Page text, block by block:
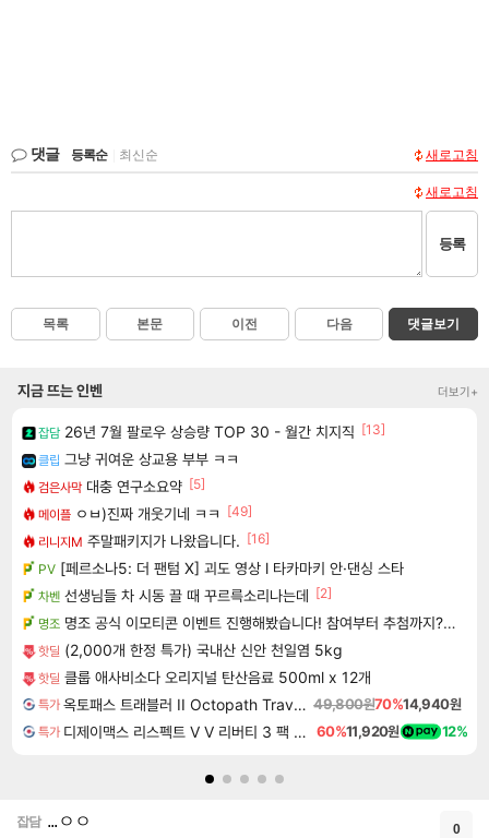
댓글 등록순 최신순 새로고침
새로고침
등록
목록 본문 이전 다음 댓글보기
지금 뜨는 인벤 더보기+
잡담 26년 7월 팔로우 상승량 TOP 30 - 월간 치지직 [13]
클립 그냥 귀여운 상교용 부부 ㅋㅋ
검은사막 대충 연구소요약 [5]
메이플 ㅇㅂ)진짜 개웃기네 ㅋㅋ
[49]
리니지M 주말패키지가 나왔읍니다. [16]
PV [페르소나5: 더 팬텀 X] 괴도 영상 l 타카마키 안·댄싱 스타
차벤 선생님들 차 시동 끌 때 꾸르륵소리나는데 [2]
명조 명조 공식 이모티콘 이벤트 진행해봤습니다! 참여부터 추첨까지????
핫딜 (2,000개 한정 특가) 국내산 신안 천일염 5kg
핫딜 클룹 애사비소다 오리지널 탄산음료 500ml x 12개
특가 옥토패스 트래블러 II Octopath Traveler II 49,800원70%14,940원
특가 디제이맥스 리스펙트 V V 리버티 3 팩 DJMAX RESPECT V V Liberty 3 Pack DLC 60%11,920원 12%
잡담 ...ㅇㅇ 0